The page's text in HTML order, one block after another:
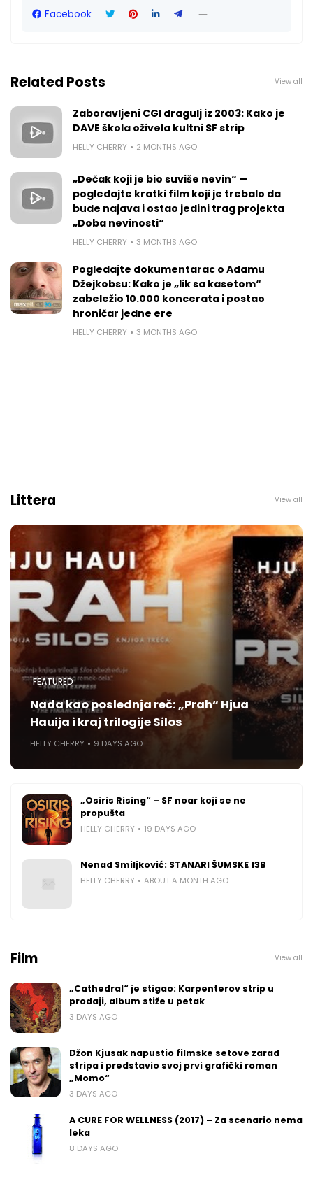
Facebook
Related Posts View all
Zaboravljeni CGI dragulj iz 2003: Kako je
DAVE škola oživela kultni SF strip
HELLY CHERRY 2 MONTHS AGO
„Dečak koji je bio suviše nevin“ —
pogledajte kratki film koji je trebalo da
bude najava i ostao jedini trag projekta
„Doba nevinosti“
HELLY CHERRY 3 MONTHS AGO
Pogledajte dokumentarac o Adamu
Džejkobsu: Kako je „lik sa kasetom“
zabeležio 10.000 koncerata i postao
hroničar jedne ere
HELLY CHERRY 3 MONTHS AGO
Littera View all
FEATURED
Nada kao poslednja reč: „Prah“ Hjua
Hauija i kraj trilogije Silos
HELLY CHERRY 9 DAYS AGO
„Osiris Rising“ – SF noar koji se ne
propušta
HELLY CHERRY 19 DAYS AGO
Nenad Smiljković: STANARI ŠUMSKE 13B
HELLY CHERRY ABOUT A MONTH AGO
Film View all
„Cathedral“ je stigao: Karpenterov strip u
prodaji, album stiže u petak
3 DAYS AGO
Džon Kjusak napustio filmske setove zarad
stripa i predstavio svoj prvi grafički roman
„Momo“
3 DAYS AGO
A CURE FOR WELLNESS (2017) – Za scenario nema
leka
8 DAYS AGO